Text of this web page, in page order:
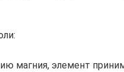
магния, элемент